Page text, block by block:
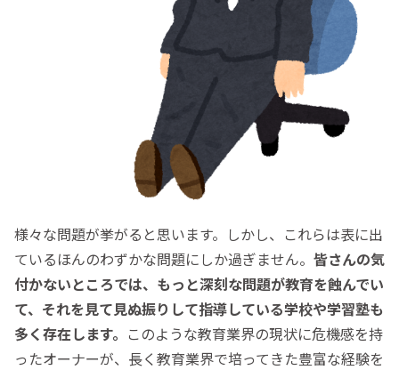
様々な問題が挙がると思います。しかし、これらは表に出
ているほんのわずかな問題にしか過ぎません。 皆さんの気
付かないところでは、もっと深刻な問題が教育を蝕んでい
て、それを見て見ぬ振りして指導している学校や学習塾も
多く存在します。 このような教育業界の現状に危機感を持
ったオーナーが、長く教育業界で培ってきた豊富な経験を